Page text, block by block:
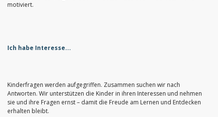
motiviert.
Ich habe Interesse...
Kinderfragen werden aufgegriffen. Zusammen suchen wir nach
Antworten. Wir unterstützen die Kinder in ihren Interessen und nehmen
sie und ihre Fragen ernst – damit die Freude am Lernen und Entdecken
erhalten bleibt.